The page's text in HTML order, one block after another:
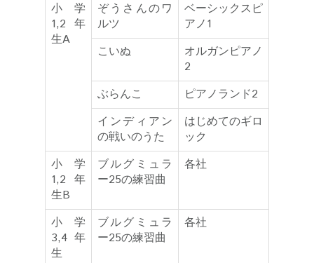
小学
1,2年
生A
ぞうさんのワ
ルツ
ベーシックスピ
アノ1
こいぬ
オルガンピアノ
2
ぶらんこ
ピアノランド2
インディアン
の戦いのうた
はじめてのギロ
ック
小学
1,2年
生B
ブルグミュラ
ー25の練習曲
各社
小学
3,4年
生
ブルグミュラ
ー25の練習曲
各社